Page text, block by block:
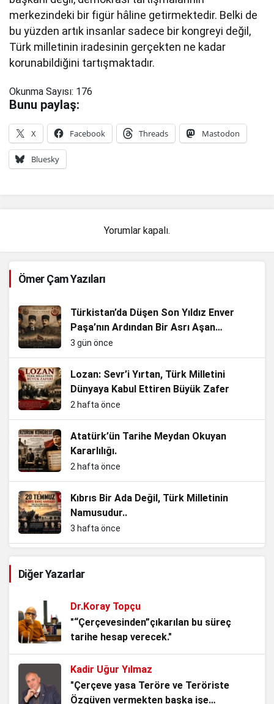
merkezindeki bir figür hâline getirmektedir. Belki de
bu yüzden artık insanlar sadece bir kongreyi değil,
Türk milletinin iradesinin gerçekten ne kadar
korunabildiğini tartışmaktadır.
Okunma Sayısı: 176
Bunu paylaş:
X Facebook Threads Mastodon
Bluesky
Yorumlar kapalı.
Ömer Çam Yazıları
Türkistan’da Düşen Son Yıldız Enver
Paşa’nın Ardından Bir Asrı Aşan
Sessizlik
3 gün önce
Lozan: Sevr’i Yırtan, Türk Milletini
Dünyaya Kabul Ettiren Büyük Zafer
2 hafta önce
Atatürk’ün Tarihe Meydan Okuyan
Kararlılığı.
2 hafta önce
Kıbrıs Bir Ada Değil, Türk Milletinin
Namusudur..
3 hafta önce
Evladının Hikâyesi.
Kurtuluş Savaşı’nı Tartıştırmak, Tarihle
Kavga Etmektir!
4 hafta önce
Mavi Vatanın Kilidi, Kuzey Kıbrıs Türk
Cumhuriyeti..
Diğer Yazarlar
Dr.Koray Topçu
"“Çerçevesinden”çıkarılan bu süreç
tarihe hesap verecek."
Kadir Uğur Yılmaz
"Çerçeve yasa Teröre ve Teröriste
Özgüven vermekten başka işe